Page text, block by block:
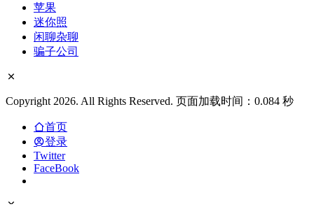
苹果
迷你照
闲聊杂聊
骗子公司
Copyright 2026. All Rights Reserved. 页面加载时间：0.084 秒
首页
登录
Twitter
FaceBook